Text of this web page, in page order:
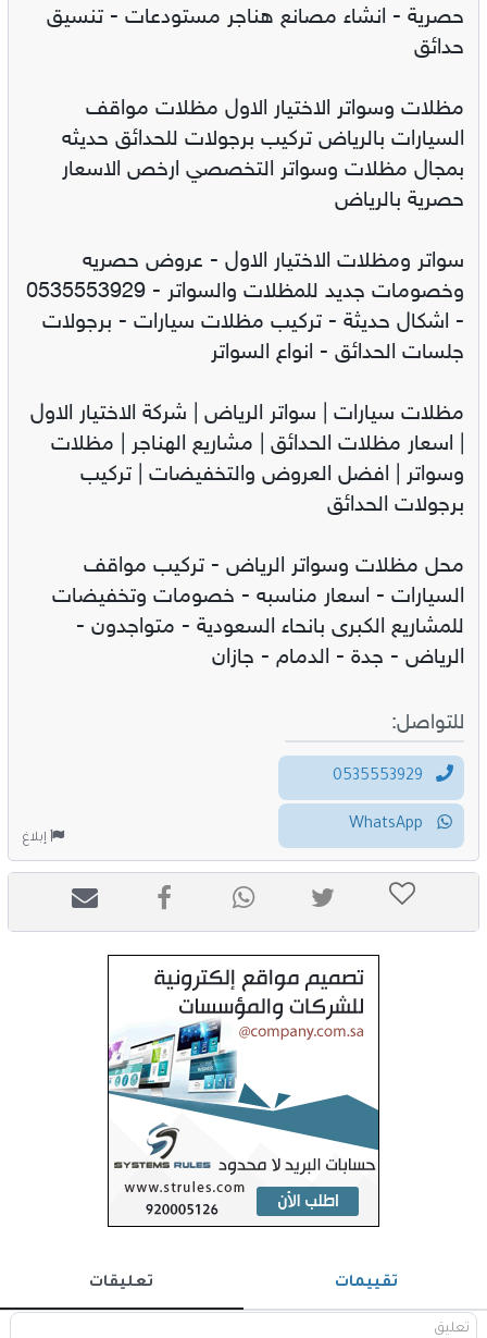
حصرية - انشاء مصانع هناجر مستودعات - تنسيق
حدائق
مظلات وسواتر الاختيار الاول مظلات مواقف
السيارات بالرياض تركيب برجولات للحدائق حديثه
بمجال مظلات وسواتر التخصصي ارخص الاسعار
حصرية بالرياض
سواتر ومظلات الاختيار الاول - عروض حصريه
وخصومات جديد للمظلات والسواتر - 0535553929
- اشكال حديثة - تركيب مظلات سيارات - برجولات
جلسات الحدائق - انواع السواتر
مظلات سيارات | سواتر الرياض | شركة الاختيار الاول
| اسعار مظلات الحدائق | مشاريع الهناجر | مظلات
وسواتر | افضل العروض والتخفيضات | تركيب
برجولات الحدائق
محل مظلات وسواتر الرياض - تركيب مواقف
السيارات - اسعار مناسبه - خصومات وتخفيضات
للمشاريع الكبرى بانحاء السعودية - متواجدون -
الرياض - جدة - الدمام - جازان
للتواصل:
إبلاغ
تقييمات تعليقات